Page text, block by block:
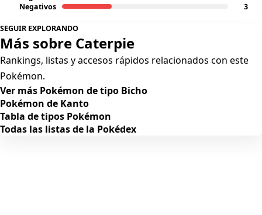
Negativos
3
SEGUIR EXPLORANDO
Más sobre Caterpie
Rankings, listas y accesos rápidos relacionados con este
Pokémon.
Ver más Pokémon de tipo Bicho
Pokémon de Kanto
Tabla de tipos Pokémon
Todas las listas de la Pokédex